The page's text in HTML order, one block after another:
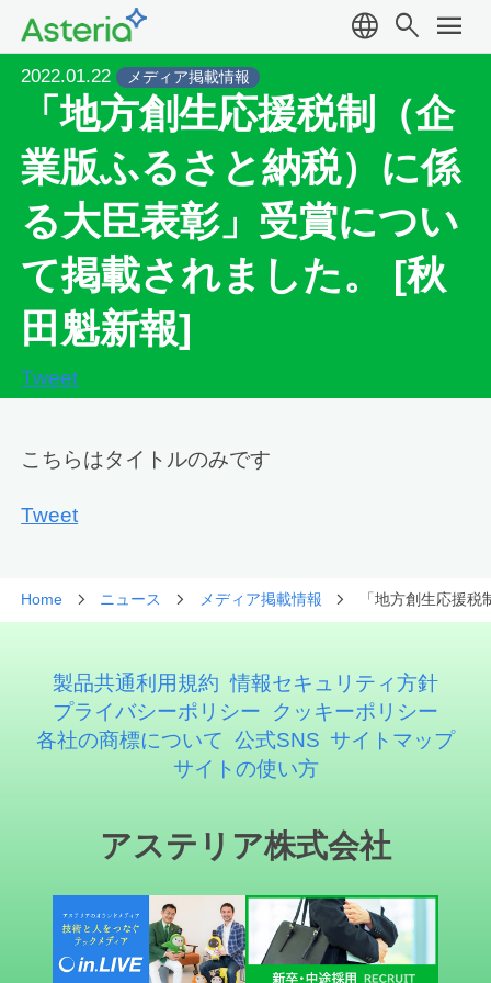
language search menu
2022.01.22 メディア掲載情報
「地方創生応援税制（企
業版ふるさと納税）に係
る大臣表彰」受賞につい
て掲載されました。 [秋
田魁新報]
Tweet
こちらはタイトルのみです
Tweet
Home ニュース メディア掲載情報 「地方創生応援
製品共通利用規約 情報セキュリティ方針
プライバシーポリシー
クッキーポリシー
各社の商標について 公式SNS サイトマップ
サイトの使い方
アステリア株式会社